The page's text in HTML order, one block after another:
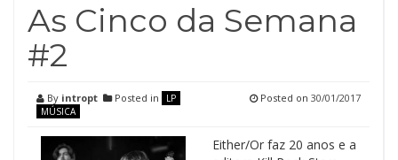
As Cinco da Semana
#2
By intropt Posted in
LP
MÚSICA
Posted on 30/01/2017
Either/Or faz 20 anos e a